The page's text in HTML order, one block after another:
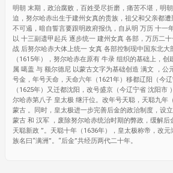
明朝 末期，政治腐败，百姓受尽折磨，痛苦不堪，明
迫，努尔哈赤出生于建州女真的贵族，祖父和父亲都
不可遏，暗自誓言要跟明政府报仇，自从明 万历 十一
以 十三副遗甲起兵 逐步统一 建州女真 各部，万历二
战 后努尔哈赤大体上统一 女真 各部控制现中国东北大
（1615年），努尔哈赤在原有 牛录 组织的基础上，
属 噶盖 与 额尔德尼 以蒙古文字为基础创造 满文 ，公
号金，年号天命，天命六年（1621年）移都辽阳（今
（1625年）又迁都沈阳，改号盛京（今辽宁省 沈阳市
尔哈赤第八子 皇太极 继汗位。改年号天聪，天聪九年
蒙古 。同时，皇太极进一步完善后金的政治制度，设
蒙古 和 汉军 ，废除努尔哈赤统治时期的弊政，缓解后
天聪新政 ”。天聪十年（1636年），皇太极称帝，改元
族名曰“满洲”。“后金”共经历两代二十年。